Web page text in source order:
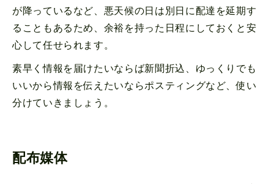
が降っているなど、悪天候の日は別日に配達を延期す
ることもあるため、余裕を持った日程にしておくと安
心して任せられます。
素早く情報を届けたいならば新聞折込、ゆっくりでも
いいから情報を伝えたいならポスティングなど、使い
分けていきましょう。
配布媒体